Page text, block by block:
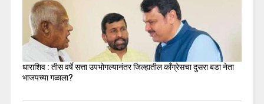
धाराशिव : तीस वर्षे सत्ता उपभोगल्यानंतर जिल्ह्यतील कॉंग्रेसचा दुसरा बडा नेता
भाजपच्या गळाला?